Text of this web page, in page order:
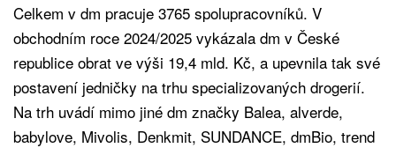
Celkem v dm pracuje 3765 spolupracovníků. V
obchodním roce 2024/2025 vykázala dm v České
republice obrat ve výši 19,4 mld. Kč, a upevnila tak své
postavení jedničky na trhu specializovaných drogerií.
Na trh uvádí mimo jiné dm značky Balea, alverde,
babylove, Mivolis, Denkmit, SUNDANCE, dmBio, trend